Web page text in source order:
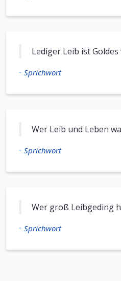
Lediger Leib ist Goldes
- Sprichwort
Wer Leib und Leben
- Sprichwort
Wer groß Leibgeding
- Sprichwort